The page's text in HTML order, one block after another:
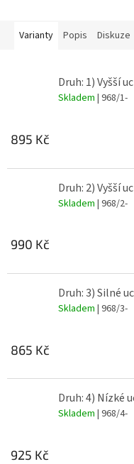
Varianty Popis Diskuze
Druh: 1) Vyšší
Skladem | 968/1-
895 Kč
Druh: 2) Vyšší
Skladem | 968/2-
990 Kč
Druh: 3) Silné
Skladem | 968/3-
865 Kč
Druh: 4) Nízké
Skladem | 968/4-
925 Kč